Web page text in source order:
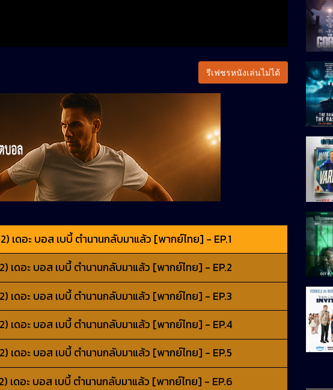
รีเฟชรหนังเล่นไม่ได้
เดอะ บอส เบบี้ ตำนานกลับมาแล้ว [พากย์ไทย] - EP.1
เดอะ บอส เบบี้ ตำนานกลับมาแล้ว [พากย์ไทย] - EP.2
เดอะ บอส เบบี้ ตำนานกลับมาแล้ว [พากย์ไทย] - EP.3
เดอะ บอส เบบี้ ตำนานกลับมาแล้ว [พากย์ไทย] - EP.4
เดอะ บอส เบบี้ ตำนานกลับมาแล้ว [พากย์ไทย] - EP.5
เดอะ บอส เบบี้ ตำนานกลับมาแล้ว [พากย์ไทย] - EP.6